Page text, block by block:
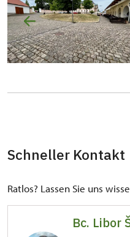
Schneller Kontakt
Ratlos? Lassen Sie uns
Bc. Libor